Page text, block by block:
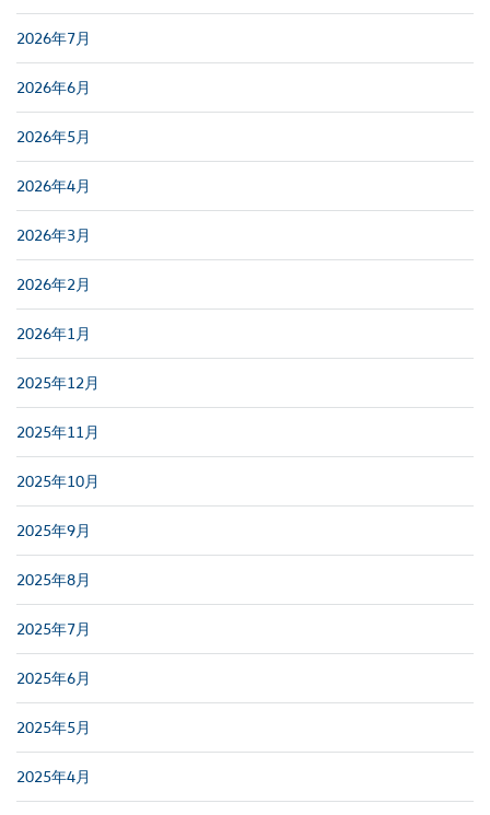
2026年7月
2026年6月
2026年5月
2026年4月
2026年3月
2026年2月
2026年1月
2025年12月
2025年11月
2025年10月
2025年9月
2025年8月
2025年7月
2025年6月
2025年5月
2025年4月